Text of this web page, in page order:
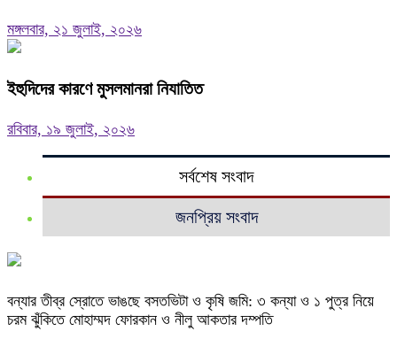
মঙ্গলবার, ২১ জুলাই, ২০২৬
ইহুদিদের কারণে মুসলমানরা নিযাতিত
রবিবার, ১৯ জুলাই, ২০২৬
সর্বশেষ সংবাদ
জনপ্রিয় সংবাদ
বন্যার তীব্র স্রোতে ভাঙছে বসতভিটা ও কৃষি জমি: ৩ কন্যা ও ১ পুত্র নিয়ে
চরম ঝুঁকিতে মোহাম্মদ ফোরকান ও নীলু আকতার দম্পতি